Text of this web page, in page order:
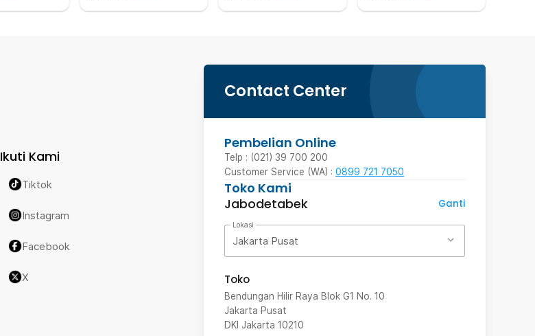
Contact Center
Pembelian Online
Telp : (021) 39 700 200
Customer Service (WA) : 0899 721 7050
Toko Kami
Jabodetabek
Ganti
Lokasi
Jakarta Pusat
Toko
Bendungan Hilir Raya Blok G1 No. 10
Jakarta Pusat
DKI Jakarta 10210
Ikuti Kami
Tiktok
Instagram
Facebook
X